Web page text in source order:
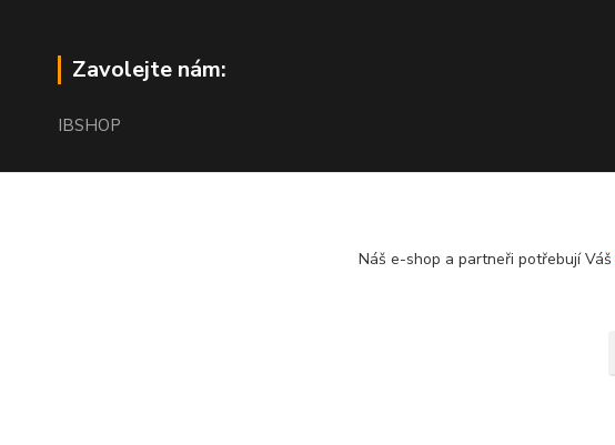
Zavolejte nám:
IBSHOP
Náš e-shop a partneři potřebují Váš